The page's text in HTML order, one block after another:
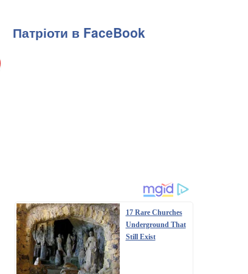
Патріоти в FaceBook
17 Rare Churches
Underground That
Still Exist